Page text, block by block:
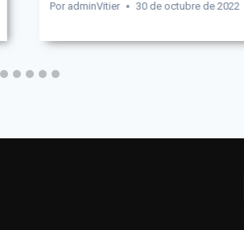
Por adminVitier 30 de octubre de 2022